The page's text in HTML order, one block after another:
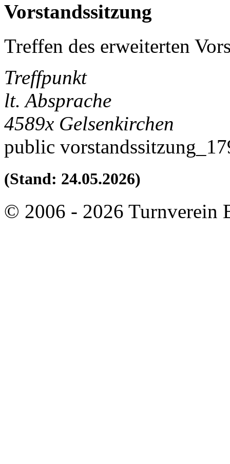
Vorstandssitzung
Treffen des erweiterten
Treffpunkt
lt. Absprache
4589x Gelsenkirchen
public
(Stand: 24.05.2026)
© 2006 - 2026 Turnverein